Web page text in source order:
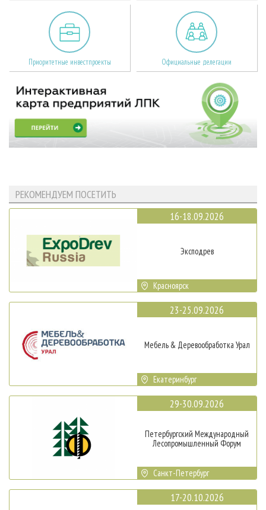
Приоритетные инвестпроекты Официальные делегации
РЕКОМЕНДУЕМ ПОСЕТИТЬ
16-18.09.2026
Эксподрев
Красноярск
23-25.09.2026
Мебель & Деревообработка Урал
Екатеринбург
29-30.09.2026
Петербургский Международный
Лесопромышленный Форум
Санкт-Петербург
17-20.10.2026